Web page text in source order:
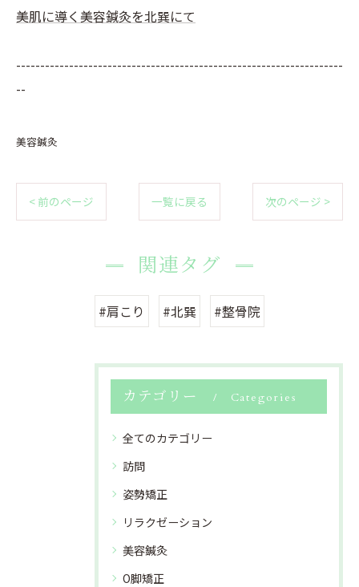
美肌に導く美容鍼灸を北巽にて
--------------------------------------------------------------------
--
美容鍼灸
< 前のページ 一覧に戻る 次のページ >
関連タグ
#肩こり #北巽 #整骨院
カテゴリー Categories
全てのカテゴリー
訪問
姿勢矯正
リラクゼーション
美容鍼灸
O脚矯正